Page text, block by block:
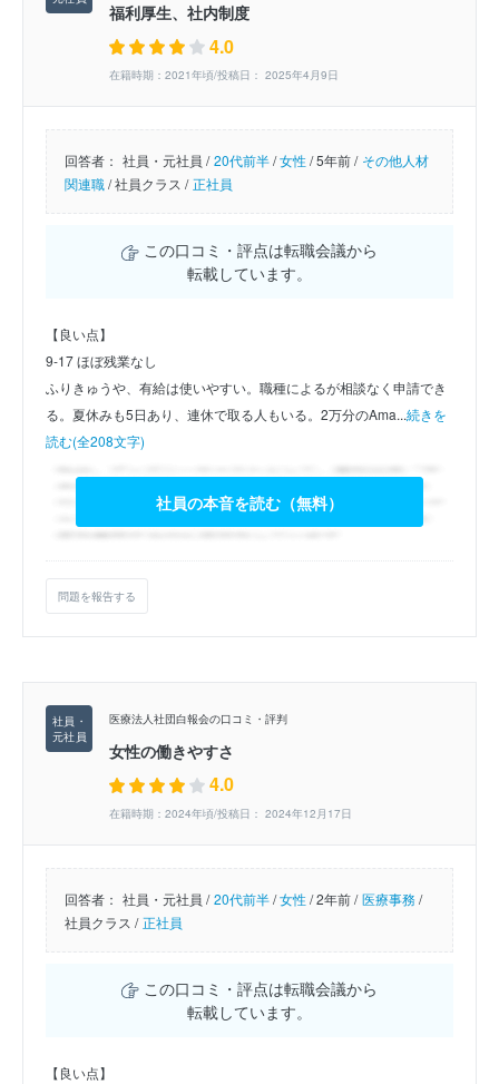
福利厚生、社内制度
4.0
在籍時期：2021年頃/投稿日： 2025年4月9日
回答者： 社員・元社員 / 20代前半/女性/5年前 / その他人材
関連職/社員クラス / 正社員
この口コミ・評点は転職会議から
転載しています。
【良い点】
9-17 ほぼ残業なし
ふりきゅうや、有給は使いやすい。職種によるが相談なく申請でき
る。夏休みも5日あり、連休で取る人もいる。2万分のAma...続きを
読む(全208文字)
社員の本音を読む（無料）
問題を報告する
医療法人社団白報会の口コミ・評判
女性の働きやすさ
4.0
在籍時期：2024年頃/投稿日： 2024年12月17日
回答者： 社員・元社員 / 20代前半/女性/2年前 / 医療事務/
社員クラス / 正社員
この口コミ・評点は転職会議から
転載しています。
【良い点】